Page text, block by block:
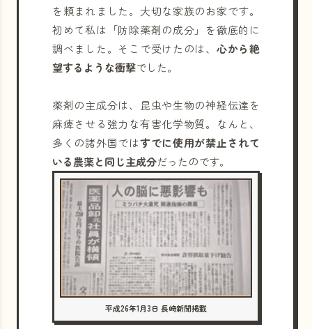
を頼まれました。大切な家族のお家です。
初めて私は「防除薬剤の成分」を徹底的に
調べました。そこで受けたのは、 心から絶
望するような衝撃でした。
薬剤の主成分は、昆虫や生物の神経伝達を
麻痺させる強力な有害化学物質。なんと、
多くの諸外国ではすでに使用が禁止されて
いる農薬と同じ主成分だったのです。
平成26年1月3日 長崎新聞掲載